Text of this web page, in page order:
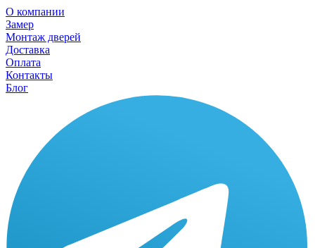
О компании
Замер
Монтаж дверей
Доставка
Оплата
Контакты
Блог